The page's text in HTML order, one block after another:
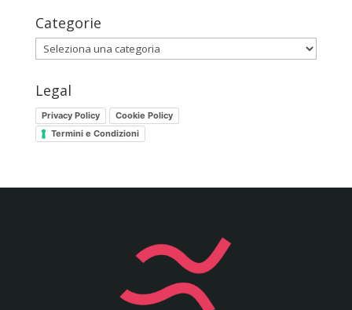
Categorie
Categorie
Legal
Privacy Policy
Cookie Policy
Termini e Condizioni